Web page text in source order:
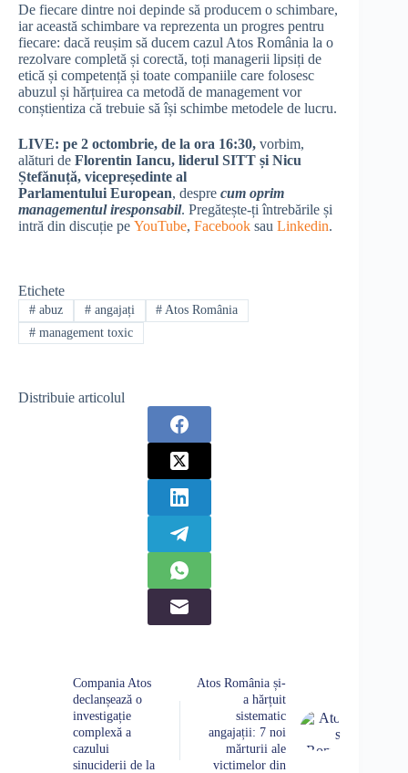
De fiecare dintre noi depinde să producem o schimbare,
iar această schimbare va reprezenta un progres pentru
fiecare: dacă reușim să ducem cazul Atos România la o
rezolvare completă și corectă, toți managerii lipsiți de
etică și competență și toate companiile care folosesc
abuzul și hărțuirea ca metodă de management vor
conștientiza că trebuie să își schimbe metodele de lucru.
LIVE: pe 2 octombrie, de la ora 16:30, vorbim,
alături de Florentin Iancu, liderul SITT și Nicu
Ștefănuță, vicepreședinte al
Parlamentului European, despre cum oprim
managementul iresponsabil. Pregătește-ți întrebările și
intră din discuție pe YouTube, Facebook sau Linkedin.
Etichete
#abuz #angajați # Atos România
#management toxic
Distribuie articolul
Compania Atos
declanșează o
investigație
complexă a
cazului
sinuciderii de la
Atos România și-
a hărțuit
sistematic
angajații: 7 noi
mărturii ale
victimelor din